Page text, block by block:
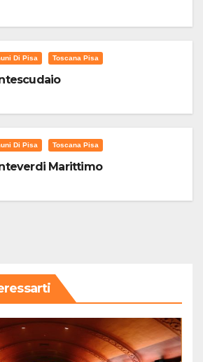
Di Pisa Toscana Pisa
Di Pisa Toscana Pisa
Marittimo